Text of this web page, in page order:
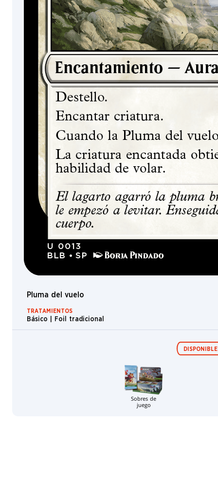
Comadreja
Jabalí
Mofeta
Coyote
Mercenario
Glotón
Insecto
Víbora
Ángel
Cangrejo
Tortuga
Ninja
Monje
Vehículo
Teferi
Dragón
Topo
Caracol
Pluma del vuelo
TRATAMIENTOS
Básico | Foil tradicional
Sobres de
juego